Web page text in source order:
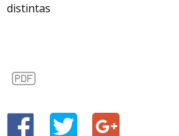
distintas